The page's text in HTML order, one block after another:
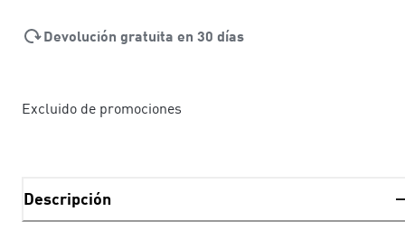
Devolución gratuita en 30 días
Excluido de promociones
Descripción